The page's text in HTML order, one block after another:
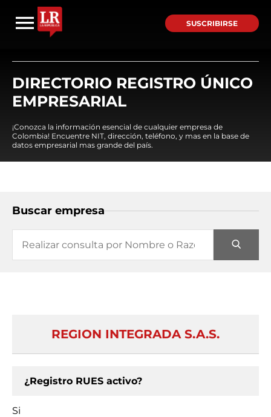
SUSCRIBIRSE
DIRECTORIO REGISTRO ÚNICO
EMPRESARIAL
¡Conozca la información esencial de cualquier empresa de
Colombia! Encuentre NIT, dirección, teléfono, y mas en la base de
datos empresarial mas grande del país.
Buscar empresa
REGION INTEGRADA S.A.S.
¿Registro RUES activo?
Si